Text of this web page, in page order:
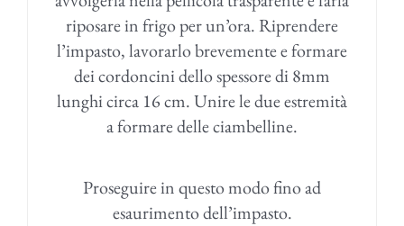
riposare in frigo per un’ora. Riprendere
l’impasto, lavorarlo brevemente e formare
dei cordoncini dello spessore di 8mm
lunghi circa 16 cm. Unire le due estremità
a formare delle ciambelline.
Proseguire in questo modo fino ad
esaurimento dell’impasto.